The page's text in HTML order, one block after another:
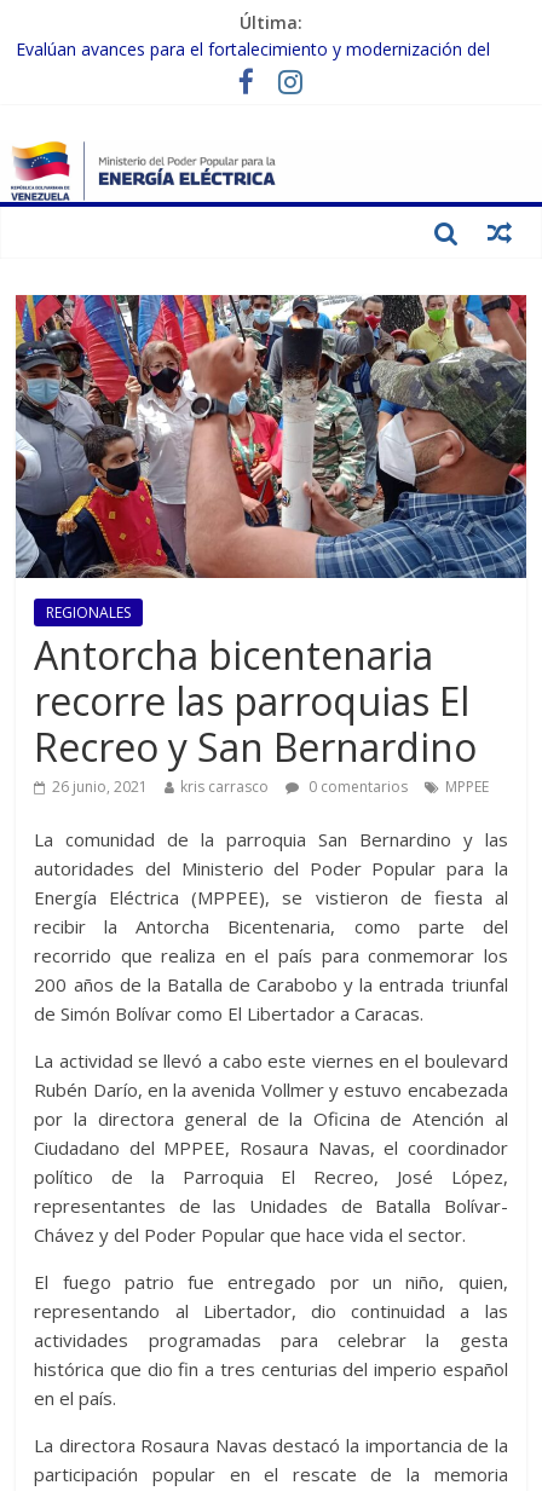
Última:
Evalúan avances para el fortalecimiento y modernización del
Inspeccionan trabajos de rehabilitación en instalaciones del SEN
Gobierno Nacional activa plan preventivo para fortalecer el SEN
ante el fenómeno de El Niño
Termocarabobo recupera el 50% de su capacidad de generación
REGIONALES
Antorcha bicentenaria
recorre las parroquias El
Recreo y San Bernardino
26 junio, 2021 kris carrasco 0 comentarios MPPEE
La comunidad de la parroquia San Bernardino y las
autoridades del Ministerio del Poder Popular para la
Energía Eléctrica (MPPEE), se vistieron de fiesta al
recibir la Antorcha Bicentenaria, como parte del
recorrido que realiza en el país para conmemorar los
200 años de la Batalla de Carabobo y la entrada triunfal
de Simón Bolívar como El Libertador a Caracas.
La actividad se llevó a cabo este viernes en el boulevard
Rubén Darío, en la avenida Vollmer y estuvo encabezada
por la directora general de la Oficina de Atención al
Ciudadano del MPPEE, Rosaura Navas, el coordinador
político de la Parroquia El Recreo, José López,
representantes de las Unidades de Batalla Bolívar-
Chávez y del Poder Popular que hace vida el sector.
El fuego patrio fue entregado por un niño, quien,
representando al Libertador, dio continuidad a las
actividades programadas para celebrar la gesta
histórica que dio fin a tres centurias del imperio español
en el país.
La directora Rosaura Navas destacó la importancia de la
participación popular en el rescate de la memoria